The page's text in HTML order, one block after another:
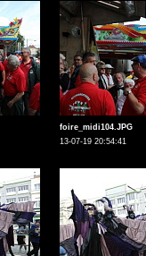
foire_midi104.JPG
13-07-19 20:54:41